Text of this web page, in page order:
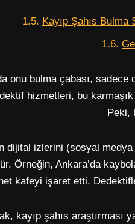
Kayıp Şahıs Bulma
onu bulma çabası,
hizmetleri, bu
Peki,
dijital izlerini (sosyal
Örneğin, Ankara’da
kafeyi işaret etti.
kayıp şahıs araştırması